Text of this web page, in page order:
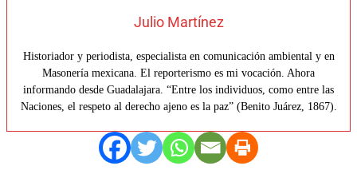
Julio Martínez
Historiador y periodista, especialista en comunicación ambiental y en
Masonería mexicana. El reporterismo es mi vocación. Ahora
informando desde Guadalajara. “Entre los individuos, como entre las
Naciones, el respeto al derecho ajeno es la paz” (Benito Juárez, 1867).